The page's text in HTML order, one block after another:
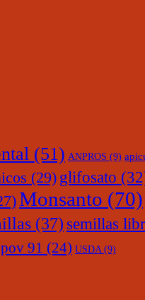
(51) ANPROS (9)
(29) glifosato
Monsanto (70)
(37) semillas
91 (24) USDA (9)